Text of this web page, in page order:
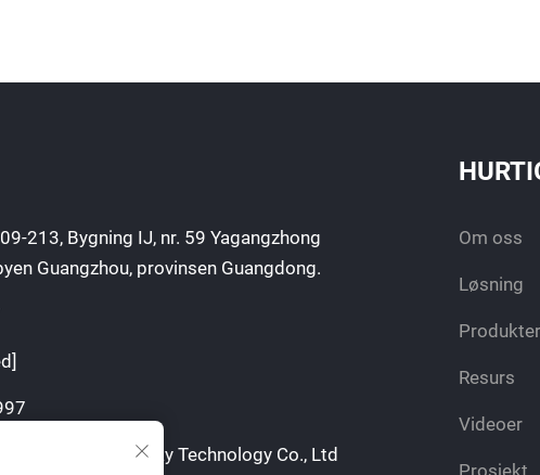
213, Bygning IJ, nr. 59 Yagangzhong
Guangzhou, provinsen Guangdong.
JunChen Display Technology Co., Ltd
Om oss
Løsning
Produkter
Resurs
Videoer
Prosjekt